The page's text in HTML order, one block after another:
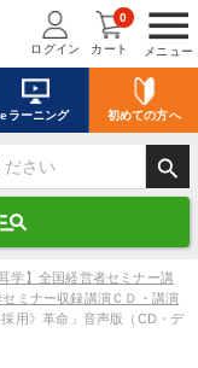
menu
メニュー
ログイン カート
0
eラーニング 初めての方へ
search
manage_search
学】全国経営者セミナー講
ミナー収録講演ＣＤ・講演
用》革命」音声版（CD・デ